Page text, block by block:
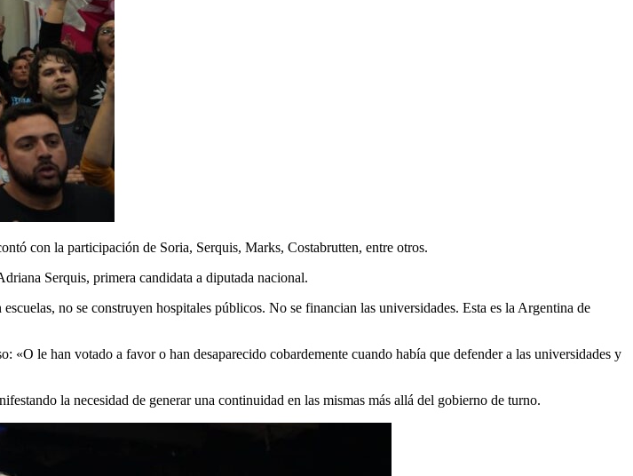
con la participación de Soria, Serquis, Marks, Costabrutten, entre otros.
Serquis, primera candidata a diputada nacional.
no se construyen hospitales públicos. No se financian las universidades. Esta es la Argentina de
le han votado a favor o han desaparecido cobardemente cuando había que defender a las universidades y
la necesidad de generar una continuidad en las mismas más allá del gobierno de turno.